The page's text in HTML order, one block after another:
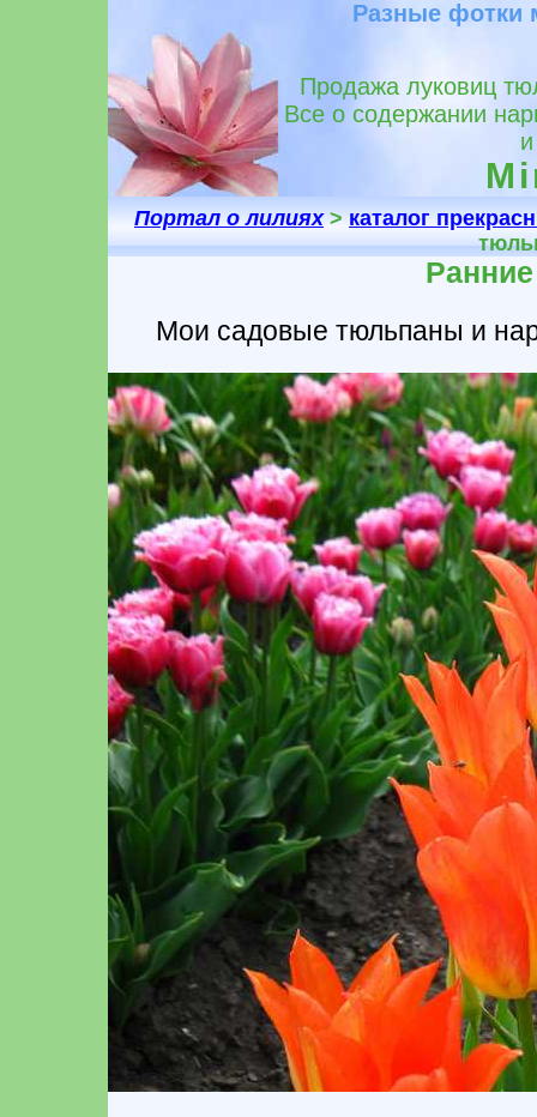
Разные фотки
Продажа луковиц
Все о содержании
Портал о лилиях>каталог
Мои садовые тюльпаны и